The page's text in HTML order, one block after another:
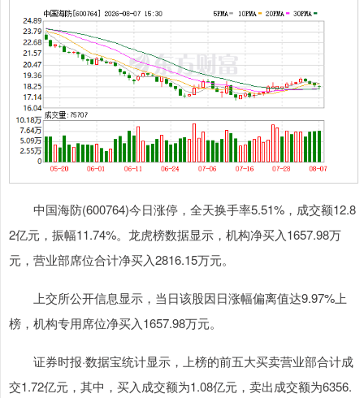
中国海防(600764)今日涨停，全天换手率5.51%，成交额12.8
2亿元，振幅11.74%。龙虎榜数据显示，机构净买入1657.98万
元，营业部席位合计净买入2816.15万元。
上交所公开信息显示，当日该股因日涨幅偏离值达9.97%上
榜，机构专用席位净买入1657.98万元。
证券时报·数据宝统计显示，上榜的前五大买卖营业部合计成
交1.72亿元，其中，买入成交额为1.08亿元，卖出成交额为6356.